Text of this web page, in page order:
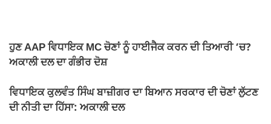
e
b
o
o
s
A
p
p
gr
a
m
y
n
k
e
ਹੁਣ AAP ਵਿਧਾਇਕ MC ਚੋਣਾਂ ਨੂੰ ਹਾਈਜੈਕ ਕਰਨ ਦੀ ਤਿਆਰੀ ‘ਚ?
ਅਕਾਲੀ ਦਲ ਦਾ ਗੰਭੀਰ ਦੋਸ਼
ਵਿਧਾਇਕ ਕੁਲਵੰਤ ਸਿੰਘ ਬਾਜ਼ੀਗਰ ਦਾ ਬਿਆਨ ਸਰਕਾਰ ਦੀ ਚੋਣਾਂ ਲੁੱਟਣ
ਦੀ ਨੀਤੀ ਦਾ ਹਿੱਸਾ: ਅਕਾਲੀ ਦਲ